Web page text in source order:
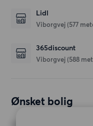
Lidl
Viborgvej (577
365discount
Viborgvej (588
Ønsket bolig